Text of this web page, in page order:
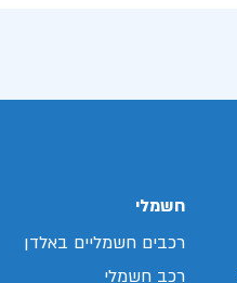
חשמלי
רכבים חשמליים באלדן
רכב חשמלי